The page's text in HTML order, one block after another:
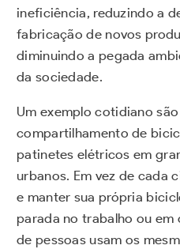
ineficiência, reduzindo a
fabricação de novos
diminuindo a pegada
da sociedade.
Um exemplo cotidiano
compartilhamento de
patinetes elétricos em
urbanos. Em vez de cada
e manter sua própria
parada no trabalho ou em
de pessoas usam os